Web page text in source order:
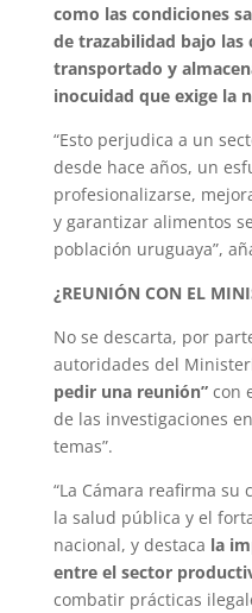
como las condiciones
de trazabilidad bajo las
transportado y
inocuidad que exige la
“Esto perjudica a un
desde hace años, un
profesionalizarse,
y garantizar alimentos
población uruguaya”,
¿REUNIÓN CON EL
No se descarta, por
autoridades del
pedir una reunión”con
de las investigaciones
temas”.
“La Cámara reafirma
la salud pública y el
nacional, y destaca la
entre el sector
combatir prácticas